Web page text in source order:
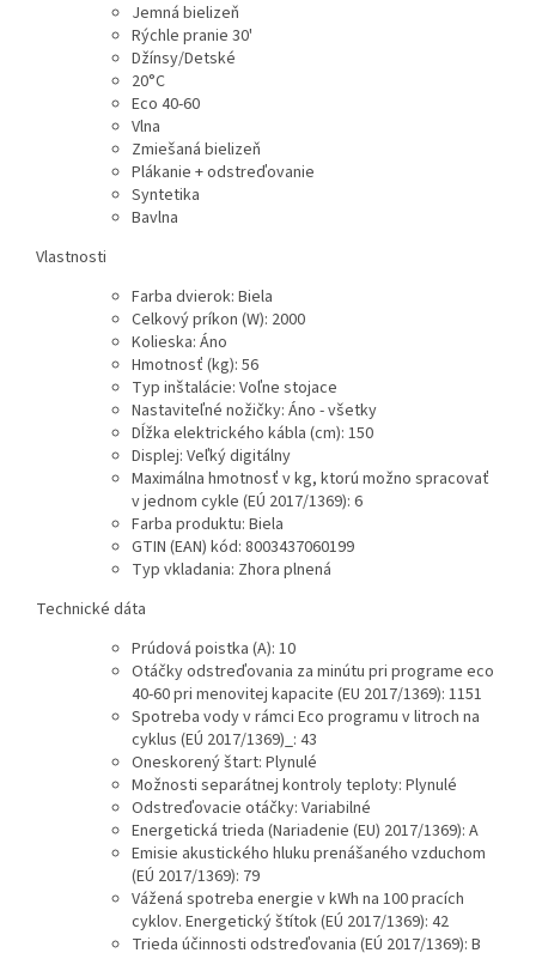
Jemná bielizeň
Rýchle pranie 30'
Džínsy/Detské
20°C
Eco 40-60
Vlna
Zmiešaná bielizeň
Plákanie + odstreďovanie
Syntetika
Bavlna
Vlastnosti
Farba dvierok: Biela
Celkový príkon (W): 2000
Kolieska: Áno
Hmotnosť (kg): 56
Typ inštalácie: Voľne stojace
Nastaviteľné nožičky: Áno - všetky
Dĺžka elektrického kábla (cm): 150
Displej: Veľký digitálny
Maximálna hmotnosť v kg, ktorú možno spracovať
v jednom cykle (EÚ 2017/1369): 6
Farba produktu: Biela
GTIN (EAN) kód: 8003437060199
Typ vkladania: Zhora plnená
Technické dáta
Prúdová poistka (A): 10
Otáčky odstreďovania za minútu pri programe eco
40-60 pri menovitej kapacite (EU 2017/1369): 1151
Spotreba vody v rámci Eco programu v litroch na
cyklus (EÚ 2017/1369)_: 43
Oneskorený štart: Plynulé
Možnosti separátnej kontroly teploty: Plynulé
Odstreďovacie otáčky: Variabilné
Energetická trieda (Nariadenie (EU) 2017/1369): A
Emisie akustického hluku prenášaného vzduchom
(EÚ 2017/1369): 79
Vážená spotreba energie v kWh na 100 pracích
cyklov. Energetický štítok (EÚ 2017/1369): 42
Trieda účinnosti odstreďovania (EÚ 2017/1369): B